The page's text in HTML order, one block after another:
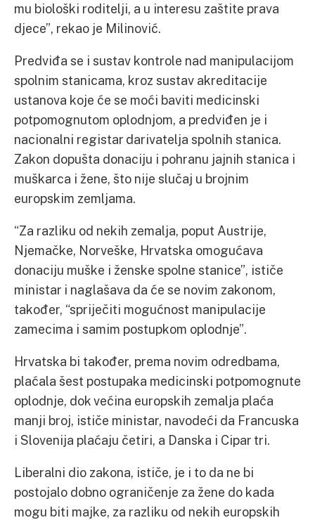
mu biološki roditelji, a u interesu zaštite prava
djece”, rekao je Milinović.
Predviđa se i sustav kontrole nad manipulacijom
spolnim stanicama, kroz sustav akreditacije
ustanova koje će se moći baviti medicinski
potpomognutom oplodnjom, a predviđen je i
nacionalni registar darivatelja spolnih stanica.
Zakon dopušta donaciju i pohranu jajnih stanica i
muškarca i žene, što nije slučaj u brojnim
europskim zemljama.
“Za razliku od nekih zemalja, poput Austrije,
Njemačke, Norveške, Hrvatska omogućava
donaciju muške i ženske spolne stanice”, ističe
ministar i naglašava da će se novim zakonom,
također, “spriječiti mogućnost manipulacije
zamecima i samim postupkom oplodnje”.
Hrvatska bi također, prema novim odredbama,
plaćala šest postupaka medicinski potpomognute
oplodnje, dok većina europskih zemalja plaća
manji broj, ističe ministar, navodeći da Francuska
i Slovenija plaćaju četiri, a Danska i Cipar tri.
Liberalni dio zakona, ističe, je i to da ne bi
postojalo dobno ograničenje za žene do kada
mogu biti majke, za razliku od nekih europskih